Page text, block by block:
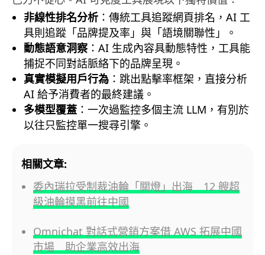
非線性排名分析 ：傳統工具追蹤網頁排名，AI 工
具則追蹤「品牌提及率」與「語境關聯性」。
動態語意洞察：AI 生成內容具動態特性，工具能
捕捉不同對話脈絡下的品牌呈現。
真實模擬用戶行為 ：跳出點擊率框架，直接分析
AI 給予消費者的最終建議。
多模型覆蓋 ：一次過監控多個主流 LLM，有別於
以往只監控單一搜尋引擎。
相關文章:
委內瑞拉受制裁油輪「關燈」出海 12 艘超
級油輪摸黑前往中國
Omnichat 對話式營銷方案借 AWS 拓展中國
市場 助企業高效出海